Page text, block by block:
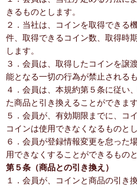
きるものとします。
２．当社は、コインを取得できる
件、取得できるコイン数、取得時
します。
３．会員は、取得したコインを譲
能となる一切の行為が禁止される
４．会員は、本規約第５条に従い
た商品と引き換えることができます
５．会員が、有効期限までに、コ
コインは使用できなくなるものとし
６．会員が登録情報変更を怠った
用できなくすることができるものと
第５条（商品との引き換え）
１．会員が、コインと商品の引き